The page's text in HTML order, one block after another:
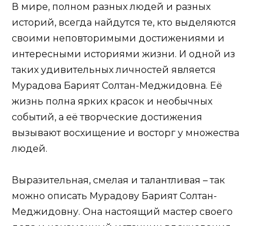
В мире, полном разных людей и разных
историй, всегда найдутся те, кто выделяются
своими неповторимыми достижениями и
интересными историями жизни. И одной из
таких удивительных личностей является
Мурадова Барият Солтан-Меджидовна. Её
жизнь полна ярких красок и необычных
событий, а её творческие достижения
вызывают восхищение и восторг у множества
людей.
Выразительная, смелая и талантливая – так
можно описать Мурадову Барият Солтан-
Меджидовну. Она настоящий мастер своего